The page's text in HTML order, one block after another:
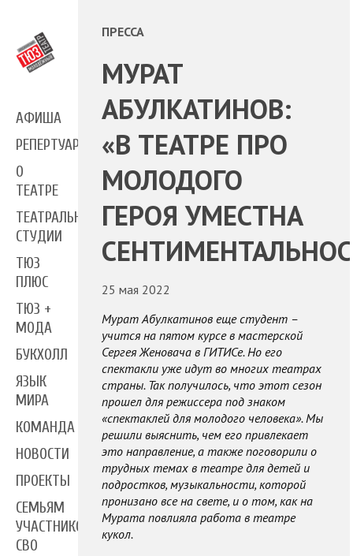
АФИША
РЕПЕРТУАР
О
ТЕАТРЕ
ТЕАТРАЛЬНЫЕ
СТУДИИ
ТЮЗ
ПЛЮС
ТЮЗ +
МОДА
БУКХОЛЛ
ЯЗЫК
МИРА
КОМАНДА
НОВОСТИ
ПРОЕКТЫ
СЕМЬЯМ
УЧАСТНИКОВ
СВО
ПРЕССА
МУРАТ
АБУЛКАТИНОВ:
«В ТЕАТРЕ ПРО
МОЛОДОГО
ГЕРОЯ УМЕСТНА
25 мая 2022
Мурат Абулкатинов еще студент –
учится на пятом курсе в мастерской
Сергея Женовача в ГИТИСе. Но его
спектакли уже идут во многих театрах
страны. Так получилось, что этот сезон
прошел для режиссера под знаком
«спектаклей для молодого человека». Мы
решили выяснить, чем его привлекает
это направление, а также поговорили о
трудных темах в театре для детей и
подростков, музыкальности, которой
пронизано все на свете, и о том, как на
Мурата повлияла работа в театре
кукол.